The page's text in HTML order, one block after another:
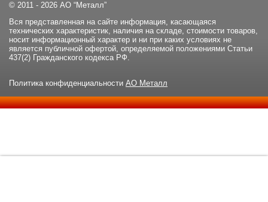
© 2011 - 2026 АО “Металл”
Вся представленная на сайте информация, касающаяся
технических характеристик, наличия на складе, стоимости товаров,
носит информационный характер и ни при каких условиях не
является публичной офертой, определяемой положениями Статьи
437(2) Гражданского кодекса РФ.
Политика конфиденциальности АО Металл